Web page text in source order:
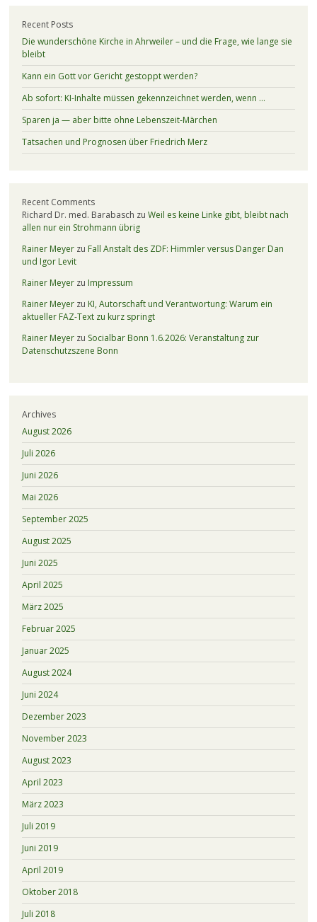
Recent Posts
Die wunderschöne Kirche in Ahrweiler – und die Frage, wie lange sie
bleibt
Kann ein Gott vor Gericht gestoppt werden?
Ab sofort: KI-Inhalte müssen gekennzeichnet werden, wenn …
Sparen ja — aber bitte ohne Lebenszeit-Märchen
Tatsachen und Prognosen über Friedrich Merz
Recent Comments
Richard Dr. med. Barabasch zu Weil es keine Linke gibt, bleibt nach
allen nur ein Strohmann übrig
Rainer Meyerzu Fall Anstalt des ZDF: Himmler versus Danger Dan
und Igor Levit
Rainer Meyerzu Impressum
Rainer Meyerzu KI, Autorschaft und Verantwortung: Warum ein
aktueller FAZ-Text zu kurz springt
Rainer Meyerzu Socialbar Bonn 1.6.2026: Veranstaltung zur
Datenschutzszene Bonn
Archives
August 2026
Juli 2026
Juni 2026
Mai 2026
September 2025
August 2025
Juni 2025
April 2025
März 2025
Februar 2025
Januar 2025
August 2024
Juni 2024
Dezember 2023
November 2023
August 2023
April 2023
März 2023
Juli 2019
Juni 2019
April 2019
Oktober 2018
Juli 2018